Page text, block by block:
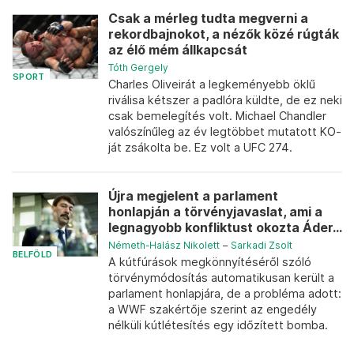
SPORT
Csak a mérleg tudta megverni a
rekordbajnokot, a nézők közé rúgták
az élő mém állkapcsát
Tóth Gergely
Charles Oliveirát a legkeményebb öklű
riválisa kétszer a padlóra küldte, de ez neki
csak bemelegítés volt. Michael Chandler
valószínűleg az év legtöbbet mutatott KO-
ját zsákolta be. Ez volt a UFC 274.
BELFÖLD
Újra megjelent a parlament
honlapján a törvényjavaslat, ami a
legnagyobb konfliktust okozta Áder...
Németh-Halász Nikolett – Sarkadi Zsolt
A kútfúrások megkönnyítéséről szóló
törvénymódosítás automatikusan került a
parlament honlapjára, de a probléma adott:
a WWF szakértője szerint az engedély
nélküli kútlétesítés egy időzített bomba.